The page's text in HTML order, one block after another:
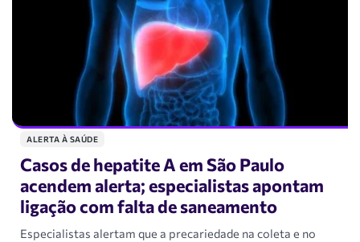
ALERTA À SAÚDE
Casos de hepatite A em São Paulo
acendem alerta; especialistas apontam
ligação com falta de saneamento
Especialistas alertam que a precariedade na coleta e no